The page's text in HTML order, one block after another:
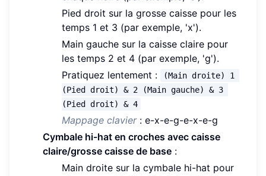
Pied droit sur la grosse caisse pour les
temps 1 et 3 (par exemple, 'x').
Main gauche sur la caisse claire pour
les temps 2 et 4 (par exemple, 'g').
Pratiquez lentement :
(Main droite) 1
(Pied droit) & 2 (Main gauche) & 3
(Pied droit) & 4
Mappage clavier: e-x-e-g-e-x-e-g
Cymbale hi-hat en croches avec caisse
claire/grosse caisse de base :
Main droite sur la cymbale hi-hat pour